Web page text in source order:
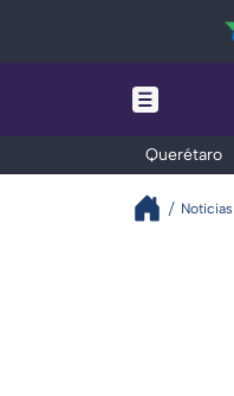
Querétaro
Noticias